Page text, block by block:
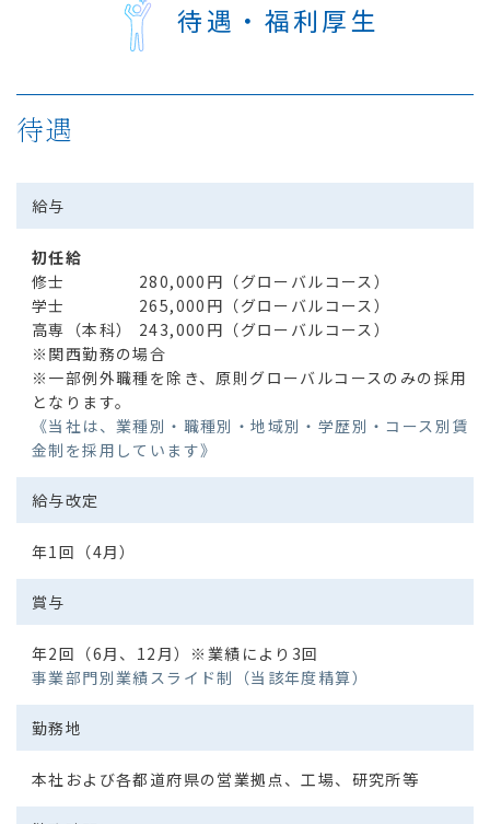
待遇・福利厚生
待遇
給与
初任給
修士
280,000円（グローバルコース）
学士
265,000円（グローバルコース）
高専（本科）
243,000円（グローバルコース）
※関西勤務の場合
※一部例外職種を除き、原則グローバルコースのみの採用
となります。
《当社は、業種別・職種別・地域別・学歴別・コース別賃
金制を採用しています》
給与改定
年1回（4月）
賞与
年2回（6月、12月）※業績により3回
事業部門別業績スライド制（当該年度精算）
勤務地
本社および各都道府県の営業拠点、工場、研究所等